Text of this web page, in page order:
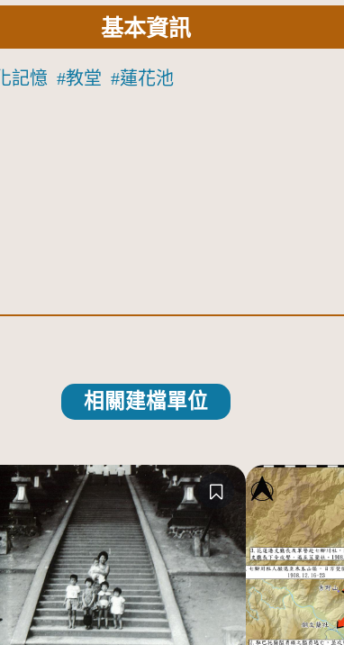
基本資訊
記憶 教堂 蓮花池
相關建檔單位